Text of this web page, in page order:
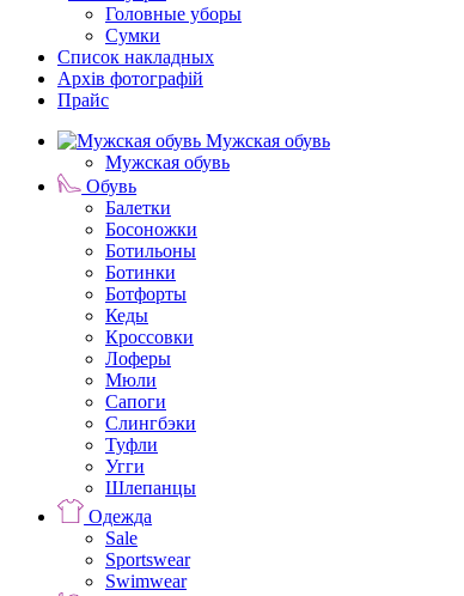
Головные уборы
Сумки
Список накладных
Архів фотографій
Прайс
Мужская обувь
Мужская обувь
Обувь
Балетки
Босоножки
Ботильоны
Ботинки
Ботфорты
Кеды
Кроссовки
Лоферы
Мюли
Сапоги
Слингбэки
Туфли
Угги
Шлепанцы
Одежда
Sale
Sportswear
Swimwear